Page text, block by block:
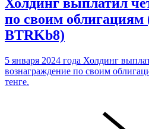
по своим облигациям
BTRKb8)
5 января 2024 года Холдинг
вознаграждение по своим
тенге.